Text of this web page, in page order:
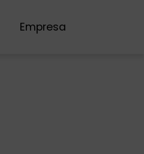
Empresa